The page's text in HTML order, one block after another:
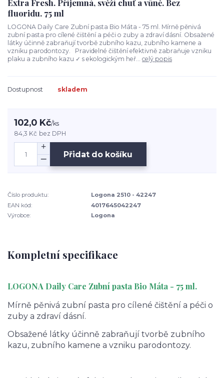
Extra Fresh. Příjemná, svěží chuť a vůně. Bez
fluoridu. 75 ml
LOGONA Daily Care Zubní pasta Bio Máta - 75 ml. Mírně pěnivá
zubní pasta pro cílené čištění a péči o zuby a zdraví dásní. Obsažené
látky účinně zabraňují tvorbě zubního kazu, zubního kamene a
vzniku parodontozy. Pravidelné čištění efektivně zabraňuje vzniku
plaku a zubního kazu ✓ s ekologickým heř... celý popis
Dostupnost skladem
102,0 Kč/ks
84,3 Kč bez DPH
Přidat do košíku
Číslo produktu:
Logona 2510 - 42247
EAN kód:
4017645042247
Výrobce:
Logona
Kompletní specifikace
LOGONA Daily Care Zubní pasta Bio Máta - 75 ml.
Mírně pěnivá zubní pasta pro cílené čištění a péči o
zuby a zdraví dásní.
Obsažené látky účinně zabraňují tvorbě zubního
kazu, zubního kamene a vzniku parodontozy.